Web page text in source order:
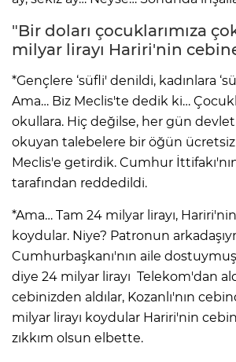
"Bir doları çocuklarımıza
milyar lirayı Hariri'nin
*Gençlere ‘süfli' denildi, kadınlara
Ama… Biz Meclis'te dedik ki…
okullara. Hiç değilse, her gün devlet
okuyan talebelere bir öğün
Meclis'e getirdik. Cumhur
tarafından reddedildi.
*Ama… Tam 24 milyar lirayı,
koydular. Niye? Patronun
Cumhurbaşkanı'nın aile
diye 24 milyar lirayı Telekom'dan
cebinizden aldılar, Kozanlı'nın
milyar lirayı koydular Hariri'nin
zıkkım olsun elbette.